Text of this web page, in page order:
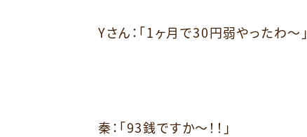
Yさん：「1ヶ月で30円弱やったわ～」
秦：「93銭ですか～！！」